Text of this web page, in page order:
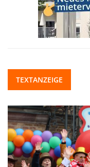
TEXTANZEIGE